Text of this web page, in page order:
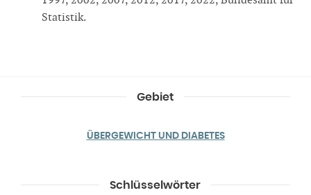
Statistik.
Gebiet
ÜBERGEWICHT UND DIABETES
Schlüsselwörter